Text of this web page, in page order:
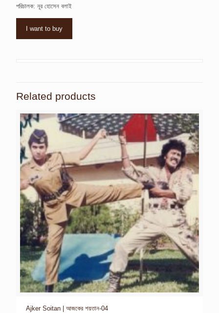
পরিচালক: নূর হোসেন বলাই
I want to buy
Related products
Ajker Soitan | আজকের শয়তান-04